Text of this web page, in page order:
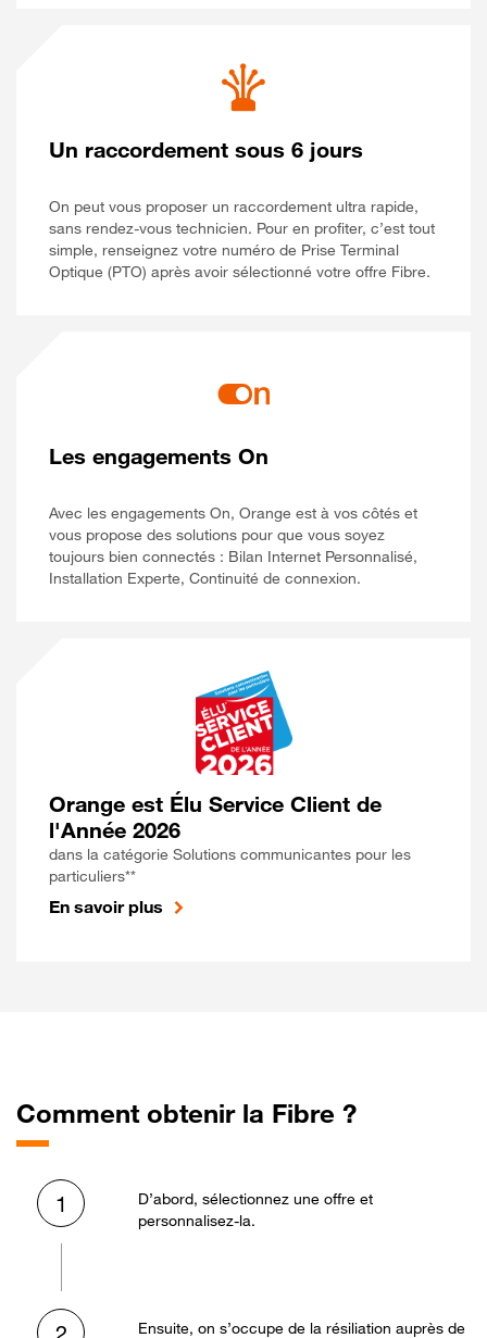
Un raccordement sous 6 jours
On peut vous proposer un raccordement ultra rapide,
sans rendez-vous technicien. Pour en profiter, c’est tout
simple, renseignez votre numéro de Prise Terminal
Optique (PTO) après avoir sélectionné votre offre Fibre.
Les engagements On
Avec les engagements On, Orange est à vos côtés et
vous propose des solutions pour que vous soyez
toujours bien connectés : Bilan Internet Personnalisé,
Installation Experte, Continuité de connexion.
Orange est Élu Service Client de
l'Année 2026
dans la catégorie Solutions communicantes pour les
particuliers**
En savoir plus
Comment obtenir la Fibre ?
1
D’abord, sélectionnez une offre et
personnalisez-la.
Ensuite, on s’occupe de la résiliation auprès de